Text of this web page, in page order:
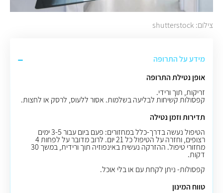
צילום: shutterstock
מידע על התרופה
אופן נטילת התרופה
זריקות, תוך ורידי.
קפסולות קשיחות לבליעה בשלמות. אסור ללעוס, לרסק או לחצות.
תדירות וזמן נטילה
הטיפול נעשה בדרך-כלל במחזורים: פעם ביום עבור 3-5 ימים
רצופים, וחזרה על הטיפול כל 21 יום. לרוב מדובר על לפחות 4
מחזורי טיפול. ההזרקה נעשית באינפוזיה תוך ורידית, במשך 30
דקות.
קפסולות- ניתן לקחת עם או בלי אוכל.
טווח המינון